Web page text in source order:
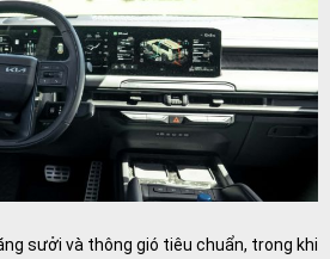
sưởi và thông gió tiêu chuẩn, trong khi